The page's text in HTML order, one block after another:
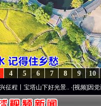
10
9
8
7
6
5
4
山下好光景..·[视频]因党而生 为党